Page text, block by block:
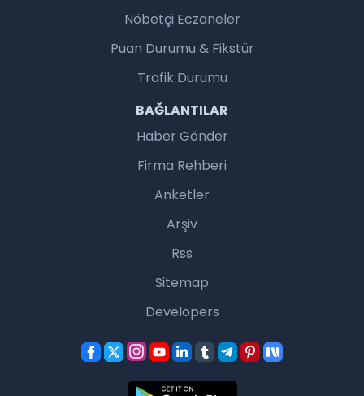
Nöbetçi Eczaneler
Puan Durumu & Fikstür
Trafik Durumu
BAĞLANTILAR
Haber Gönder
Firma Rehberi
Anketler
Arşiv
Rss
Sitemap
Developers